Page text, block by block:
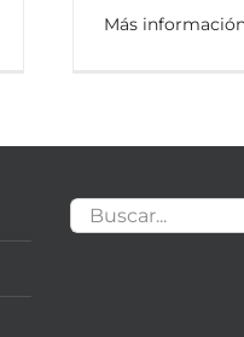
Más
Buscar: